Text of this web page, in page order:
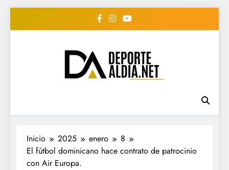
• DEPORTE AL DIA •
"Periodico Deportivo
Digital"
#deportealdiard #deportealdiaperiodico
Inicio 2025 enero
8
El fútbol dominicano hace contrato de patrocinio
con Air Europa.